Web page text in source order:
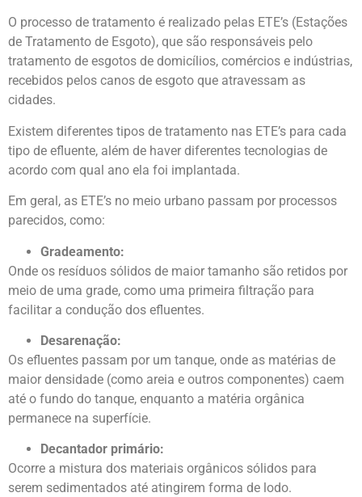
O processo de tratamento é realizado pelas ETE’s (Estações
de Tratamento de Esgoto), que são responsáveis pelo
tratamento de esgotos de domicílios, comércios e indústrias,
recebidos pelos canos de esgoto que atravessam as
cidades.
Existem diferentes tipos de tratamento nas ETE’s para cada
tipo de efluente, além de haver diferentes tecnologias de
acordo com qual ano ela foi implantada.
Em geral, as ETE’s no meio urbano passam por processos
parecidos, como:
Gradeamento:
Onde os resíduos sólidos de maior tamanho são retidos por
meio de uma grade, como uma primeira filtração para
facilitar a condução dos efluentes.
Desarenação:
Os efluentes passam por um tanque, onde as matérias de
maior densidade (como areia e outros componentes) caem
até o fundo do tanque, enquanto a matéria orgânica
permanece na superfície.
Decantador primário:
Ocorre a mistura dos materiais orgânicos sólidos para
serem sedimentados até atingirem forma de lodo.